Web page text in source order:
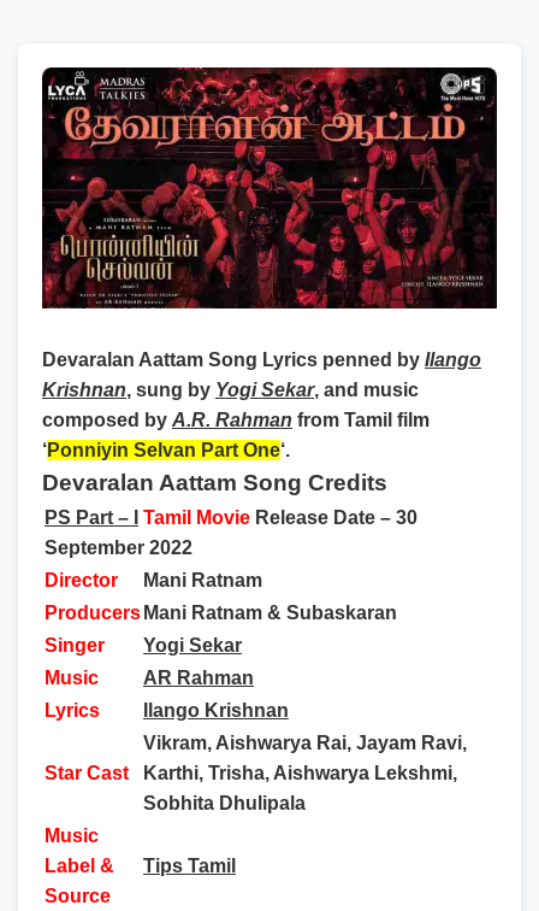
Devaralan Aattam Song Lyrics penned by Ilango
Krishnan, sung by Yogi Sekar, and music
composed by A.R. Rahman from Tamil film
‘Ponniyin Selvan Part One‘.
Devaralan Aattam Song Credits
PS Part – I Tamil Movie Release Date – 30
September 2022
Director
Mani Ratnam
Producers Mani Ratnam & Subaskaran
Singer
Yogi Sekar
Music
AR Rahman
Lyrics
Ilango Krishnan
Star Cast
Vikram, Aishwarya Rai, Jayam Ravi,
Karthi, Trisha, Aishwarya Lekshmi,
Sobhita Dhulipala
Music
Label &
Source
Tips Tamil